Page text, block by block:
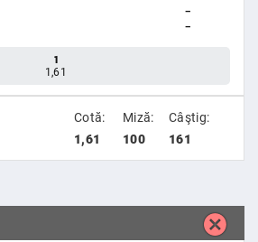
-
-
1
1,61
Cotă:
1,61
Miză:
100
Câştig:
161